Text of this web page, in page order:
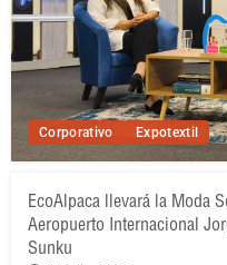
Corporativo Expotextil
EcoAlpaca llevará la Moda
Aeropuerto Internacional
Sunku